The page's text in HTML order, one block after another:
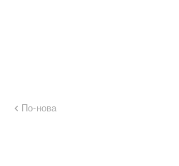
По-нова